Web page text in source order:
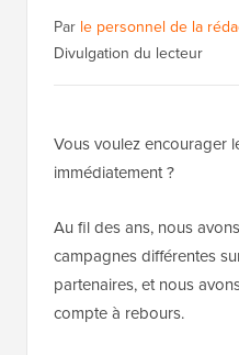
Par le personnel de la
Divulgation du lecteur
Vous voulez encourager
immédiatement ?
Au fil des ans, nous
campagnes différentes
partenaires, et nous
compte à rebours.